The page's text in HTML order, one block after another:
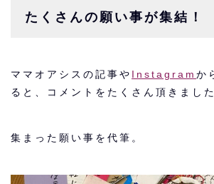
たくさんの願い事が集結！
ママオアシスの記事や Instagram か
ると、コメントをたくさん頂きました
集まった願い事を代筆。